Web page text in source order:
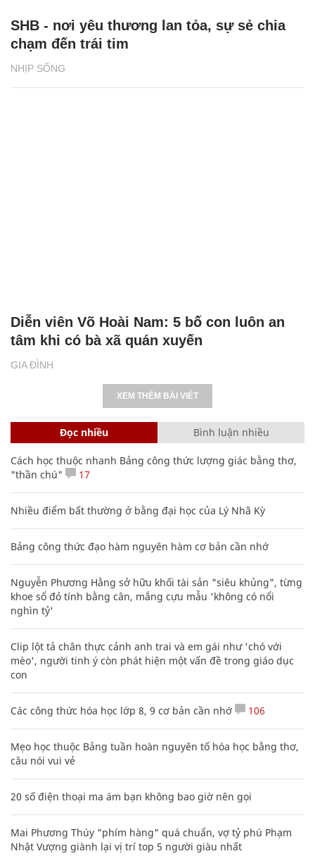
NHỊP SỐNG
SHB - nơi yêu thương lan tỏa, sự sẻ chia
chạm đến trái tim
GIA ĐÌNH
Diễn viên Võ Hoài Nam: 5 bố con luôn an
tâm khi có bà xã quán xuyến
XEM THÊM BÀI VIẾT
Đọc nhiều Bình luận nhiều
Cách học thuộc nhanh Bảng công thức lượng giác bằng thơ,
"thần chú"
17
Nhiều điểm bất thường ở bằng đại học của Lý Nhã Kỳ
Bảng công thức đạo hàm nguyên hàm cơ bản cần nhớ
Nguyễn Phương Hằng sở hữu khối tài sản "siêu khủng", từng
khoe sổ đỏ tính bằng cân, mắng cựu mẫu 'không có nổi
nghìn tỷ'
Clip lột tả chân thực cảnh anh trai và em gái như 'chó với
mèo', người tinh ý còn phát hiện một vấn đề trong giáo dục
con
Các công thức hóa học lớp 8, 9 cơ bản cần nhớ 106
Mẹo học thuộc Bảng tuần hoàn nguyên tố hóa học bằng thơ,
câu nói vui vẻ
20 số điện thoại ma ám bạn không bao giờ nên gọi
Mai Phương Thúy "phím hàng" quá chuẩn, vợ tỷ phú Phạm
Nhật Vượng giành lại vị trí top 5 người giàu nhất